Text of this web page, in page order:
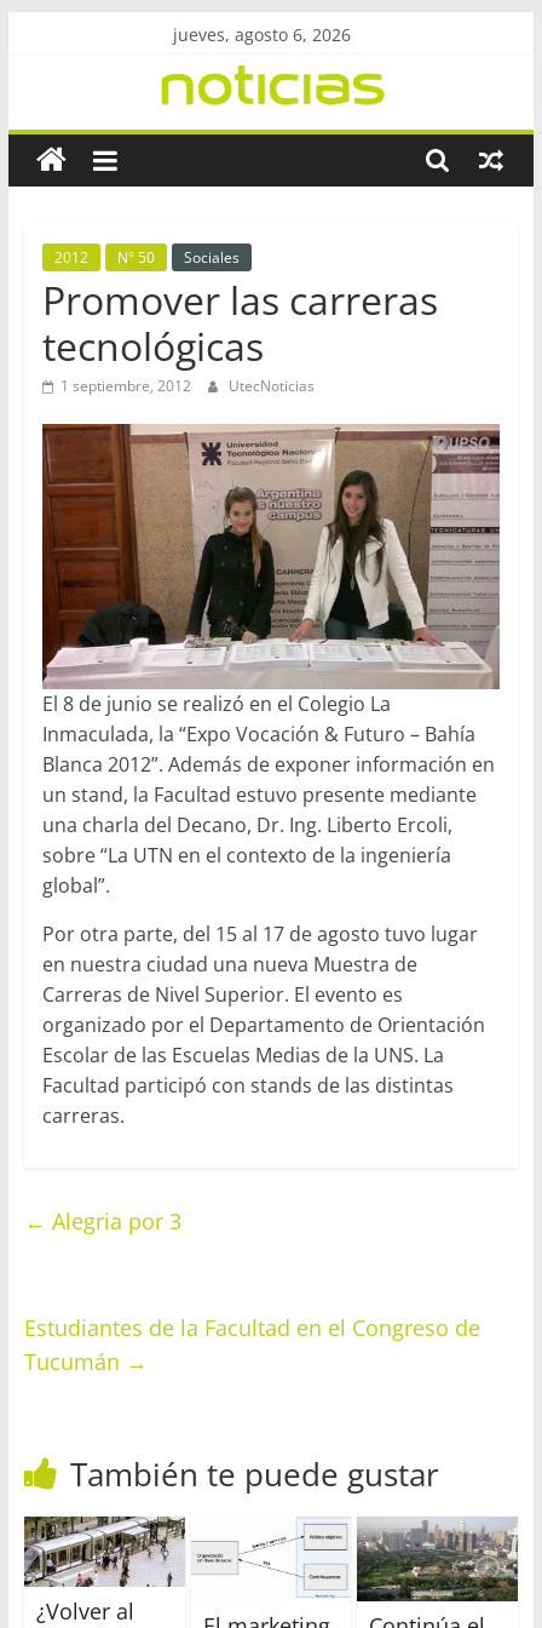
jueves, agosto 6, 2026
Revista
UtecNoticias
Facultad
Regional
Bahía
Blanca
UTN
2012 N° 50 Sociales
Promover las carreras
tecnológicas
1 septiembre, 2012 UtecNoticias
El 8 de junio se realizó en el Colegio La
Inmaculada, la “Expo Vocación & Futuro – Bahía
Blanca 2012”. Además de exponer información en
un stand, la Facultad estuvo presente mediante
una charla del Decano, Dr. Ing. Liberto Ercoli,
sobre “La UTN en el contexto de la ingeniería
global”.
Por otra parte, del 15 al 17 de agosto tuvo lugar
en nuestra ciudad una nueva Muestra de
Carreras de Nivel Superior. El evento es
organizado por el Departamento de Orientación
Escolar de las Escuelas Medias de la UNS. La
Facultad participó con stands de las distintas
carreras.
← Alegria por 3
Estudiantes de la Facultad en el Congreso de
Tucumán →
También te puede gustar
¿Volver al